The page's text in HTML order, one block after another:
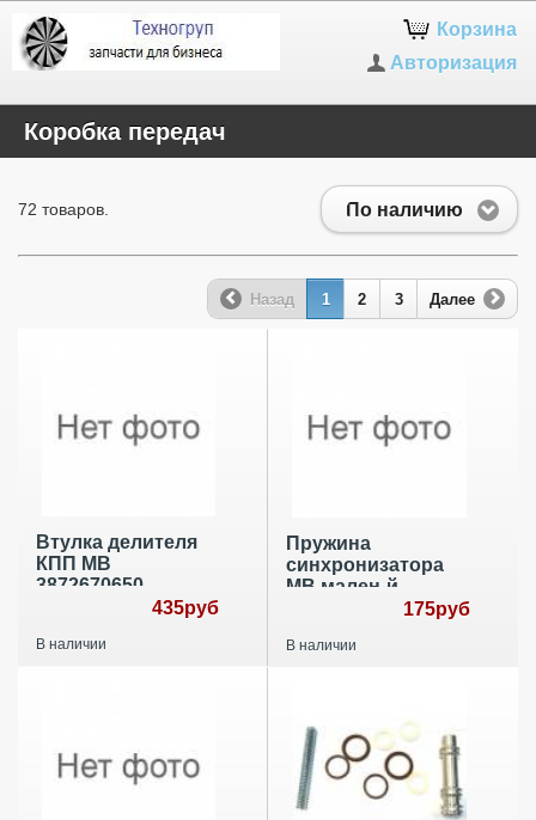
Корзина
Авторизация
Коробка передач
По наличию
72 товаров.
Назад 1 2 3 Далее
Втулка делителя
КПП MB
3872670650
435руб
В наличии
Пружина
синхронизатора
МВ мален-й
175руб
В наличии